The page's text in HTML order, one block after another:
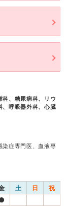
科、糖尿病科、リウ
、呼吸器外科、心臓
染症専門医、血液専
土 日 祝